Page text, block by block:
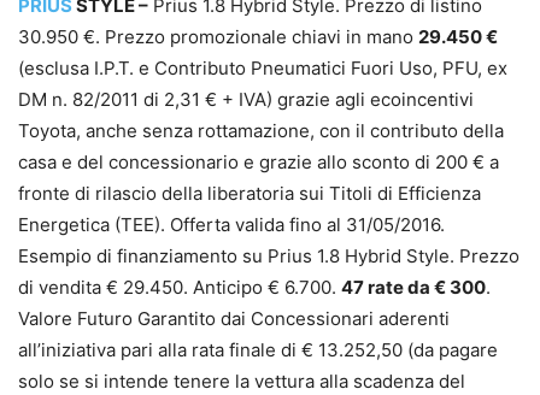
PRIUS STYLE – Prius 1.8 Hybrid Style. Prezzo di listino
30.950 €. Prezzo promozionale chiavi in mano 29.450 €
(esclusa I.P.T. e Contributo Pneumatici Fuori Uso, PFU, ex
DM n. 82/2011 di 2,31 € + IVA) grazie agli ecoincentivi
Toyota, anche senza rottamazione, con il contributo della
casa e del concessionario e grazie allo sconto di 200 € a
fronte di rilascio della liberatoria sui Titoli di Efficienza
Energetica (TEE). Offerta valida fino al 31/05/2016.
Esempio di finanziamento su Prius 1.8 Hybrid Style. Prezzo
di vendita € 29.450. Anticipo € 6.700. 47 rate da € 300.
Valore Futuro Garantito dai Concessionari aderenti
all’iniziativa pari alla rata finale di € 13.252,50 (da pagare
solo se si intende tenere la vettura alla scadenza del